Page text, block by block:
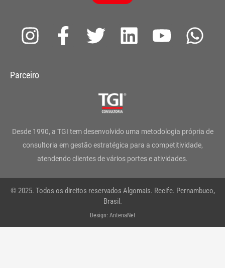
I
s
g
r
a
m
F
a
o
o
k
-
T
t
e
r
L
d
i
n
Y
b
e
W
a
p
Parceiro
Desde 1990, a TGI tem desenvolvido uma metodologia própria de
consultoria em gestão estratégica para a competitividade,
atendendo clientes de vários portes e atividades.
© 2025. Todos os direitos reservados Algomais. Recife. Pernambuco,
Brasil.
Design: AntenaNet